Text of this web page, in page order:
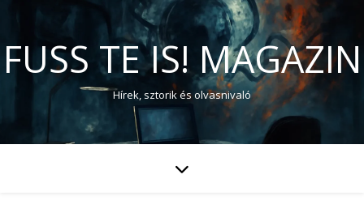
FUSS TE IS! MAGAZIN
Hírek, sztorik és olvasnivaló